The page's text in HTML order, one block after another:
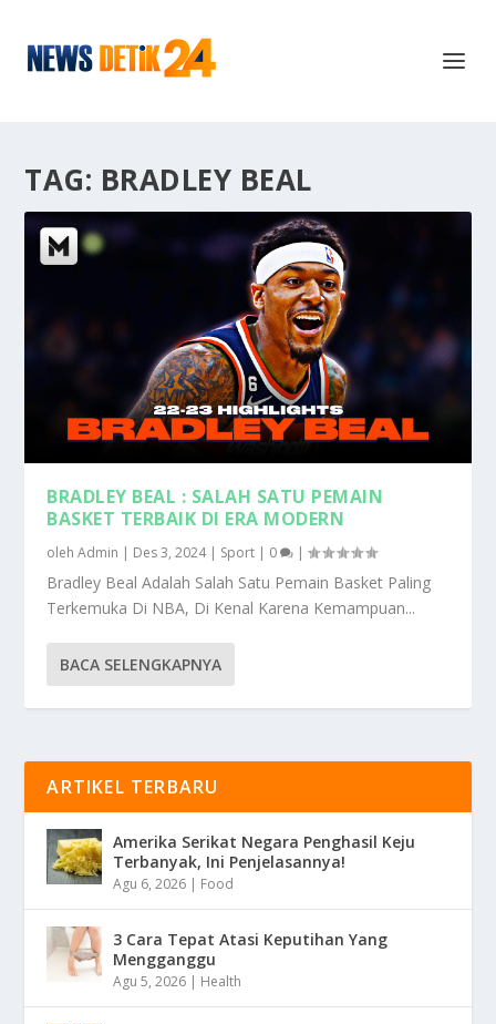
TAG: BRADLEY BEAL
BRADLEY BEAL : SALAH SATU PEMAIN
BASKET TERBAIK DI ERA MODERN
olehAdmin | Des 3, 2024| Sport | 0 |
Bradley Beal Adalah Salah Satu Pemain Basket Paling
Terkemuka Di NBA, Di Kenal Karena Kemampuan...
BACA SELENGKAPNYA
ARTIKEL TERBARU
Amerika Serikat Negara Penghasil Keju
Terbanyak, Ini Penjelasannya!
Agu 6, 2026 | Food
3 Cara Tepat Atasi Keputihan Yang
Mengganggu
Agu 5, 2026 | Health